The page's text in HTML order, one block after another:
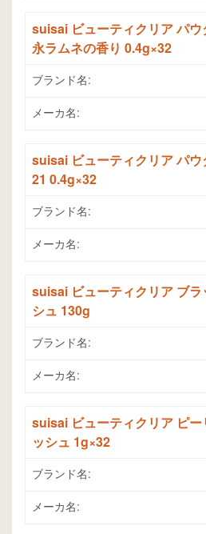
suisai ビューティクリア パ
永ラムネの香り 0.4g×32
ブランド名:
メーカ名:
suisai ビューティクリア パ
21 0.4g×32
ブランド名:
メーカ名:
suisai ビューティクリア ブラ
シュ 130g
ブランド名:
メーカ名:
suisai ビューティクリア ピー
ッシュ 1g×32
ブランド名:
メーカ名: